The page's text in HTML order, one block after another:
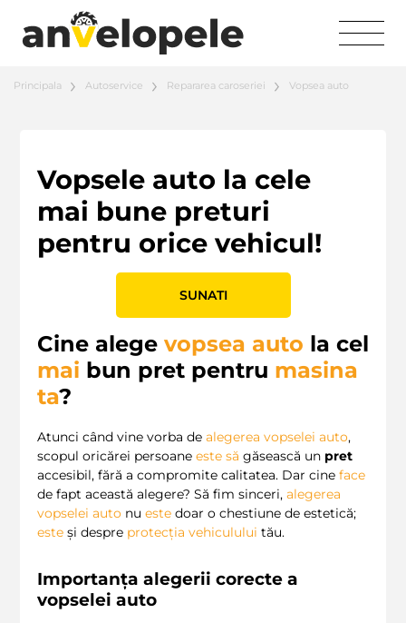
Principala Autoservice Repararea caroseriei Vopsea auto
Vopsele auto la cele
mai bune preturi
pentru orice vehicul!
SUNATI
Cine alege vopsea auto la cel
mai bun pret pentru masina
ta?
Atunci când vine vorba de alegerea vopselei auto,
scopul oricărei persoane este să găsească un pret
accesibil, fără a compromite calitatea. Dar cine face
de fapt această alegere? Să fim sinceri, alegerea
vopselei auto nu este doar o chestiune de estetică;
este și despre protecția vehiculului tău.
Importanța alegerii corecte a
vopselei auto